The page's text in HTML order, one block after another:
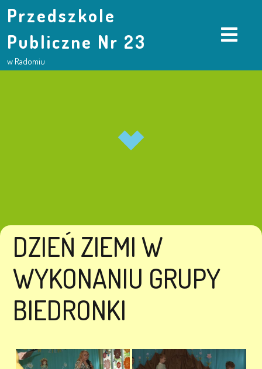
Przedszkole
Publiczne Nr 23
w Radomiu
DZIEŃ ZIEMI W
WYKONANIU GRUPY
BIEDRONKI